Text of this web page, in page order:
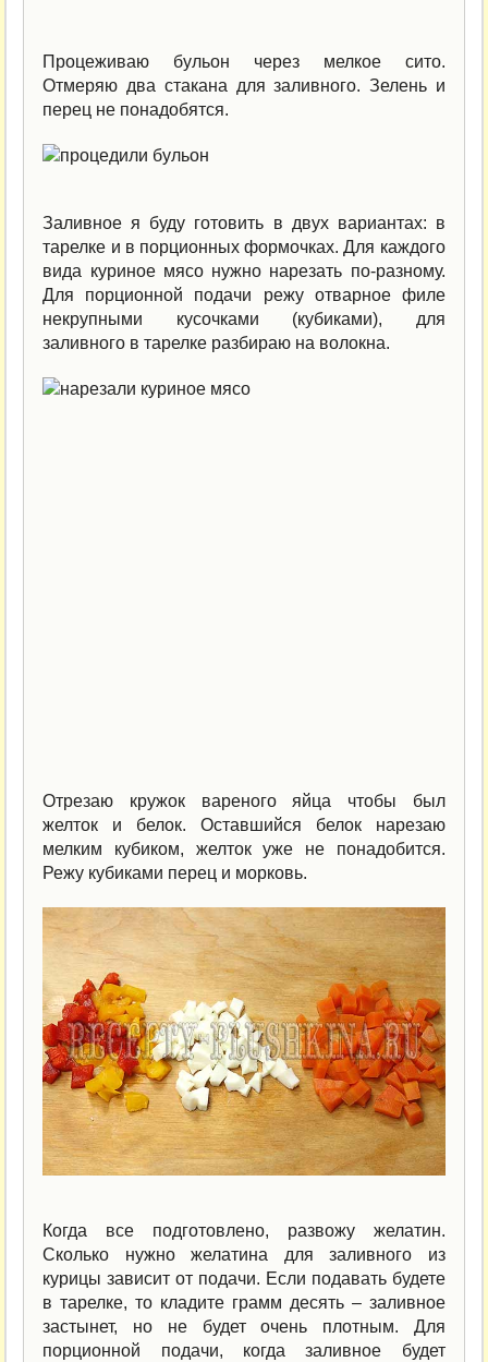
Процеживаю бульон через мелкое сито.
Отмеряю два стакана для заливного. Зелень и
перец не понадобятся.
Заливное я буду готовить в двух вариантах: в
тарелке и в порционных формочках. Для каждого
вида куриное мясо нужно нарезать по-разному.
Для порционной подачи режу отварное филе
некрупными кусочками (кубиками), для
заливного в тарелке разбираю на волокна.
Отрезаю кружок вареного яйца чтобы был
желток и белок. Оставшийся белок нарезаю
мелким кубиком, желток уже не понадобится.
Режу кубиками перец и морковь.
Когда все подготовлено, развожу желатин.
Сколько нужно желатина для заливного из
курицы зависит от подачи. Если подавать будете
в тарелке, то кладите грамм десять – заливное
застынет, но не будет очень плотным. Для
порционной подачи, когда заливное будет